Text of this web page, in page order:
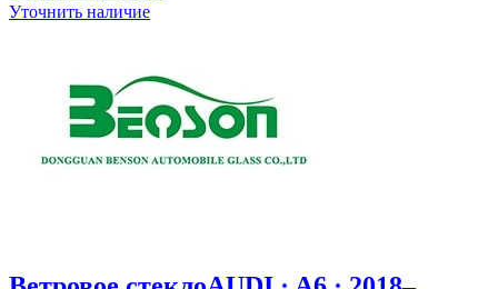
Уточнить наличие